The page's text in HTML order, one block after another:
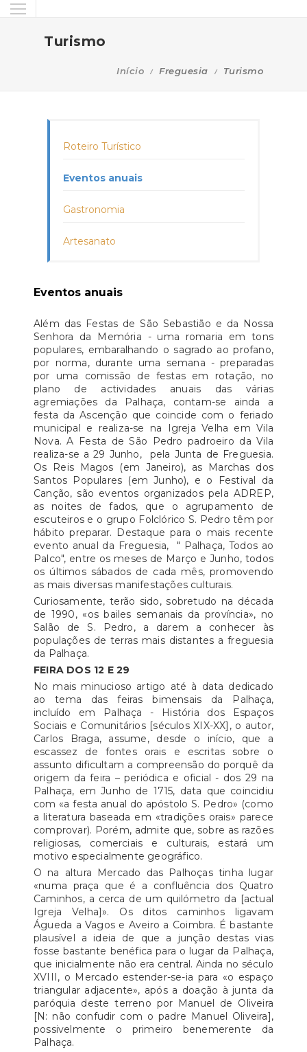
Turismo
Início Freguesia Turismo
Roteiro Turístico
Eventos anuais
Gastronomia
Artesanato
Eventos anuais
Além das Festas de São Sebastião e da Nossa
Senhora da Memória - uma romaria em tons
populares, embaralhando o sagrado ao profano,
por norma, durante uma semana - preparadas
por uma comissão de festas em rotação, no
plano de actividades anuais das várias
agremiações da Palhaça, contam-se ainda a
festa da Ascenção que coincide com o feriado
municipal e realiza-se na Igreja Velha em Vila
Nova. A Festa de São Pedro padroeiro da Vila
realiza-se a 29 Junho, pela Junta de Freguesia.
Os Reis Magos (em Janeiro), as Marchas dos
Santos Populares (em Junho), e o Festival da
Canção, são eventos organizados pela ADREP,
as noites de fados, que o agrupamento de
escuteiros e o grupo Folclórico S. Pedro têm por
hábito preparar. Destaque para o mais recente
evento anual da Freguesia, " Palhaça, Todos ao
Palco", entre os meses de Março e Junho, todos
os últimos sábados de cada mês, promovendo
as mais diversas manifestações culturais.
Curiosamente, terão sido, sobretudo na década
de 1990, «os bailes semanais da província», no
Salão de S. Pedro, a darem a conhecer às
populações de terras mais distantes a freguesia
da Palhaça.
FEIRA DOS 12 E 29
No mais minucioso artigo até à data dedicado
ao tema das feiras bimensais da Palhaça,
incluído em Palhaça - História dos Espaços
Sociais e Comunitários [séculos XIX-XX], o autor,
Carlos Braga, assume, desde o início, que a
escassez de fontes orais e escritas sobre o
assunto dificultam a compreensão do porquê da
origem da feira – periódica e oficial - dos 29 na
Palhaça, em Junho de 1715, data que coincidiu
com «a festa anual do apóstolo S. Pedro» (como
a literatura baseada em «tradições orais» parece
comprovar). Porém, admite que, sobre as razões
religiosas, comerciais e culturais, estará um
motivo especialmente geográfico.
O na altura Mercado das Palhoças tinha lugar
«numa praça que é a confluência dos Quatro
Caminhos, a cerca de um quilómetro da [actual
Igreja Velha]». Os ditos caminhos ligavam
Águeda a Vagos e Aveiro a Coimbra. É bastante
plausível a ideia de que a junção destas vias
fosse bastante benéfica para o lugar da Palhaça,
que inicialmente não era central. Ainda no século
XVIII, o Mercado estender-se-ia para «o espaço
triangular adjacente», após a doação à junta da
paróquia deste terreno por Manuel de Oliveira
[N: não confudir com o padre Manuel Oliveira],
possivelmente o primeiro benemerente da
Palhaça.